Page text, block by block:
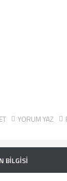
YORUM YAZ
BİLGİSİ